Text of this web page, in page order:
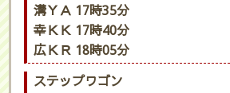
溝ＹＡ 17時35分
幸ＫＫ 17時40分
広ＫＲ 18時05分
ステップワゴン